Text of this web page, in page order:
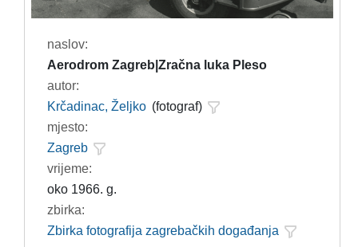
naslov:
Aerodrom Zagreb|Zračna luka Pleso
autor:
Krčadinac, Željko (fotograf)
mjesto:
Zagreb
vrijeme:
oko 1966. g.
zbirka:
Zbirka fotografija zagrebačkih događanja